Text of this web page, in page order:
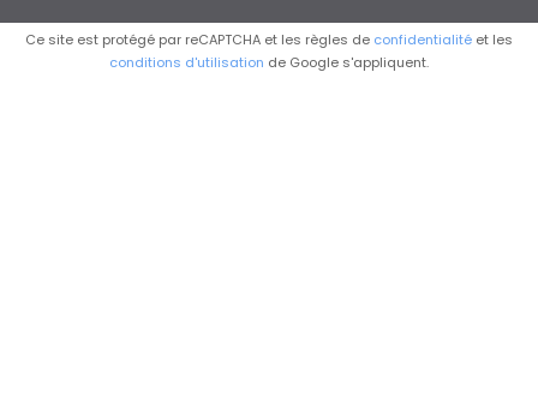
Ce site est protégé par reCAPTCHA et les règles de confidentialité et les
conditions d'utilisation de Google s'appliquent.